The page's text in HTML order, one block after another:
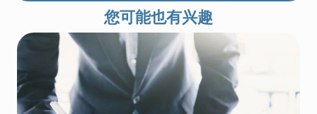
您可能也有兴趣